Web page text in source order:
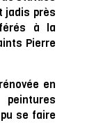
jadis près
à la
Pierre
en
se faire